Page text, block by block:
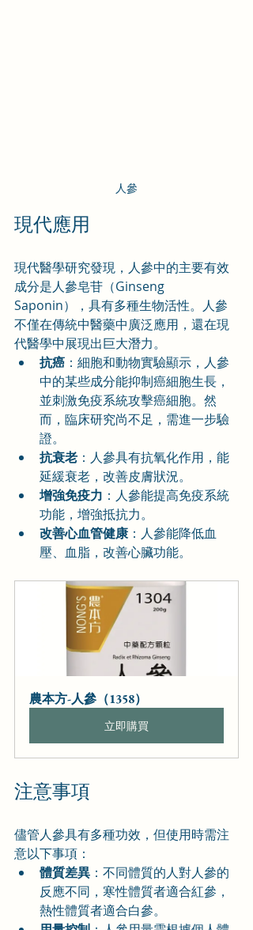
人參
現代應用
現代醫學研究發現，人參中的主要有效
成分是人參皂苷（Ginseng
Saponin），具有多種生物活性。人參
不僅在傳統中醫藥中廣泛應用，還在現
代醫學中展現出巨大潛力。
抗癌 ：細胞和動物實驗顯示，人參
中的某些成分能抑制癌細胞生長，
並刺激免疫系統攻擊癌細胞。然
而，臨床研究尚不足，需進一步驗
證。
抗衰老 ：人參具有抗氧化作用，能
延緩衰老，改善皮膚狀況。
增強免疫力 ：人參能提高免疫系統
功能，增強抵抗力。
改善心血管健康：人參能降低血
壓、血脂，改善心臟功能。
農本方-人參（1358）
立即購買
注意事項
儘管人參具有多種功效，但使用時需注
意以下事項：
體質差異 ：不同體質的人對人參的
反應不同，寒性體質者適合紅參，
熱性體質者適合白參。